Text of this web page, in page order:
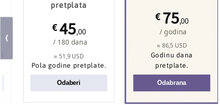
pretplata
€45,00
/ 180 dana
≈ 51,9 USD
Pola godine pretplate.
Odaberi
€75,00
/ godina
≈ 86,5 USD
Godinu dana
pretplate.
Odabrana